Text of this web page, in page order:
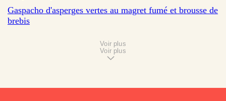
Gaspacho d'asperges vertes au magret fumé et brousse de
brebis
Voir plus
Voir plus